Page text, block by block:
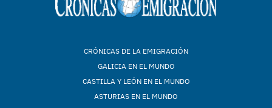
CRÓNICAS DE LA EMIGRACIÓN
GALICIA EN EL MUNDO
CASTILLA Y LEÓN EN EL MUNDO
ASTURIAS EN EL MUNDO